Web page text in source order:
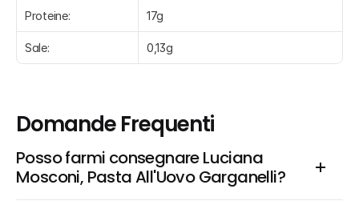
Proteine: 17g
Sale: 0,13g
Domande Frequenti
Posso farmi consegnare Luciana
Mosconi, Pasta All'Uovo Garganelli?